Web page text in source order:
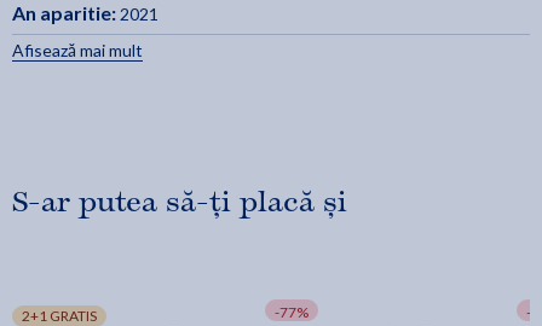
Din trilogiaRebelul nisipurilorfac parte:
•Volumul 1: Rebelul nisipurilor
An aparitie: 2021
Afisează mai mult
S-ar putea să-ți placă și
2+1 GRATIS -77% -